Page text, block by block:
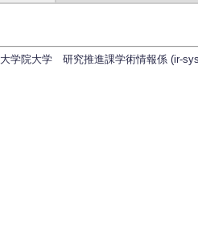
学院大学 研究推進課学術情報係 (ir-